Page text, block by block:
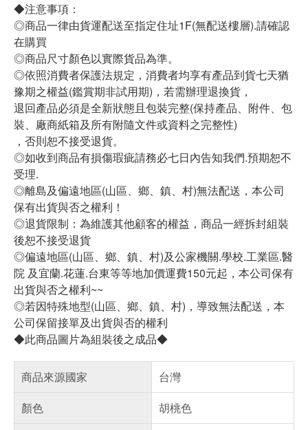
◆注意事項：
◎商品一律由貨運配送至指定住址1F(無配送樓層).請確認
在購買
◎商品尺寸顏色以實際貨品為準。
◎依照消費者保護法規定，消費者均享有產品到貨七天猶
豫期之權益(鑑賞期非試用期)，若需辦理退換貨，
退回產品必須是全新狀態且包裝完整(保持產品、附件、包
裝、廠商紙箱及所有附隨文件或資料之完整性)
，否則恕不接受退貨。
◎如收到商品有損傷瑕疵請務必七日內告知我們.預期恕不
受理.
◎離島及偏遠地區(山區、鄉、鎮、村)無法配送，本公司
保有出貨與否之權利！
◎退貨限制：為維護其他顧客的權益，商品一經拆封組裝
後恕不接受退貨
◎偏遠地區(山區、鄉、鎮、村)及公家機關.學校.工業區.醫
院 及宜蘭.花蓮.台東等等地加價運費150元起，本公司保有
出貨與否之權利~~
◎若因特殊地型(山區、鄉、鎮、村)，導致無法配送，本
公司保留接單及出貨與否的權利
◆此商品圖片為組裝後之成品◆
商品來源國家
台灣
顏色
胡桃色